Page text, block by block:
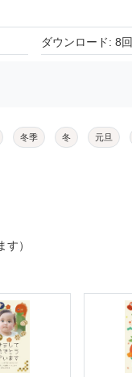
ダウンロード: 8回
冬季 冬 元旦
）